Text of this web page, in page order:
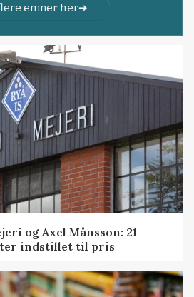
emner her
og Axel Månsson: 21
indstillet til pris